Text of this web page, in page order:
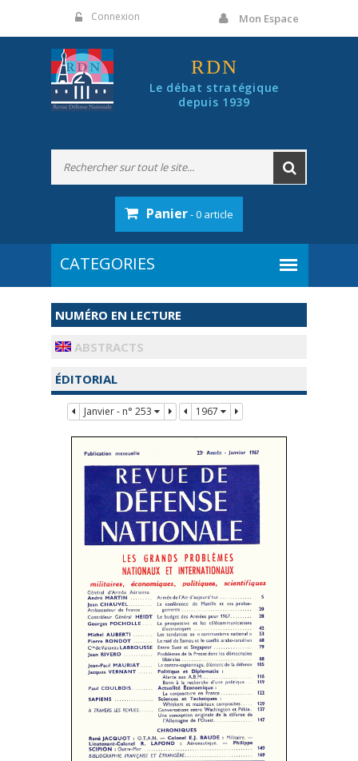
Connexion Mon Espace
RDN
Le débat stratégique
depuis 1939
Panier- 0 article
NUMÉRO EN LECTURE
ABSTRACTS
ÉDITORIAL
Janvier - n° 253 1967